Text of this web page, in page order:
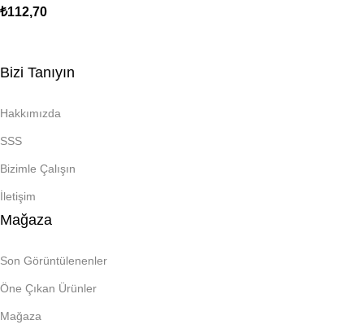
₺112,70
Bizi Tanıyın
Hakkımızda
SSS
Bizimle Çalışın
İletişim
Mağaza
Son Görüntülenenler
Öne Çıkan Ürünler
Mağaza